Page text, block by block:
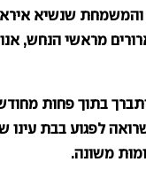
שנשיא
מראשי הנחש,
בתוך פחות
לפגוע בבת עינו
משונה.